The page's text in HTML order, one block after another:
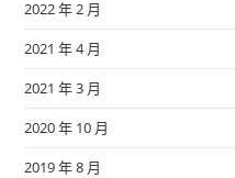
2022 年 2 月
2021 年 4 月
2021 年 3 月
2020 年 10 月
2019 年 8 月